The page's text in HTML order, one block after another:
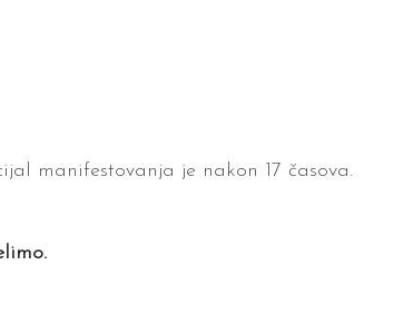
manifestovanja je nakon 17 časova.